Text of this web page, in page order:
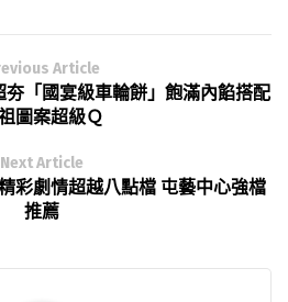
Article
「國宴級車輪餅」飽滿內餡搭配
圖案超級Ｑ
Next Article
彩劇情超越八點檔 屯藝中心強檔
推薦